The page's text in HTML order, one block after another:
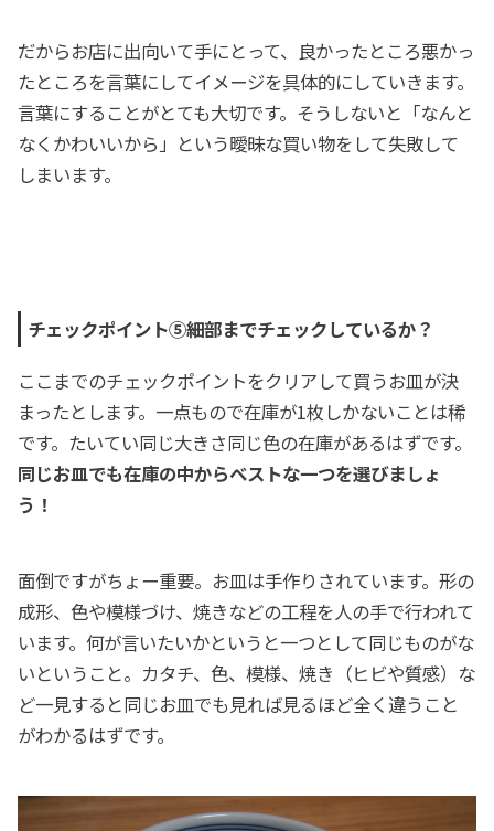
だからお店に出向いて手にとって、良かったところ悪かっ
たところを言葉にしてイメージを具体的にしていきます。
言葉にすることがとても大切です。そうしないと「なんと
なくかわいいから」という曖昧な買い物をして失敗して
しまいます。
チェックポイント⑤細部までチェックしているか？
ここまでのチェックポイントをクリアして買うお皿が決
まったとします。一点もので在庫が1枚しかないことは稀
です。たいてい同じ大きさ同じ色の在庫があるはずです。
同じお皿でも在庫の中からベストな一つを選びましょ
う！
面倒ですがちょー重要。お皿は手作りされています。形の
成形、色や模様づけ、焼きなどの工程を人の手で行われて
います。何が言いたいかというと一つとして同じものがな
いということ。カタチ、色、模様、焼き（ヒビや質感）な
ど一見すると同じお皿でも見れば見るほど全く違うこと
がわかるはずです。